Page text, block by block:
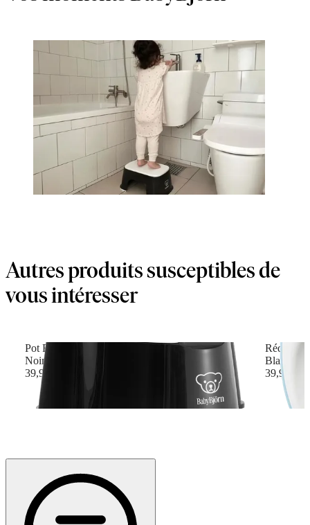
Autres produits susceptibles de
vous intéresser
Pot Fauteuil
Noir/Blanc
39,90 €
Blanc/
39,90 €